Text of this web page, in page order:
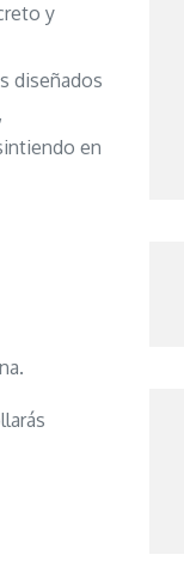
y
diseñados
en